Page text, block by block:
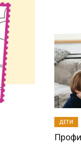
ДЕТИ